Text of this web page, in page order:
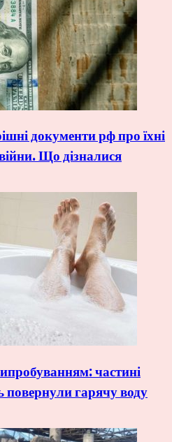
документи рф про їхні
Що дізналися
частині
повернули гарячу воду